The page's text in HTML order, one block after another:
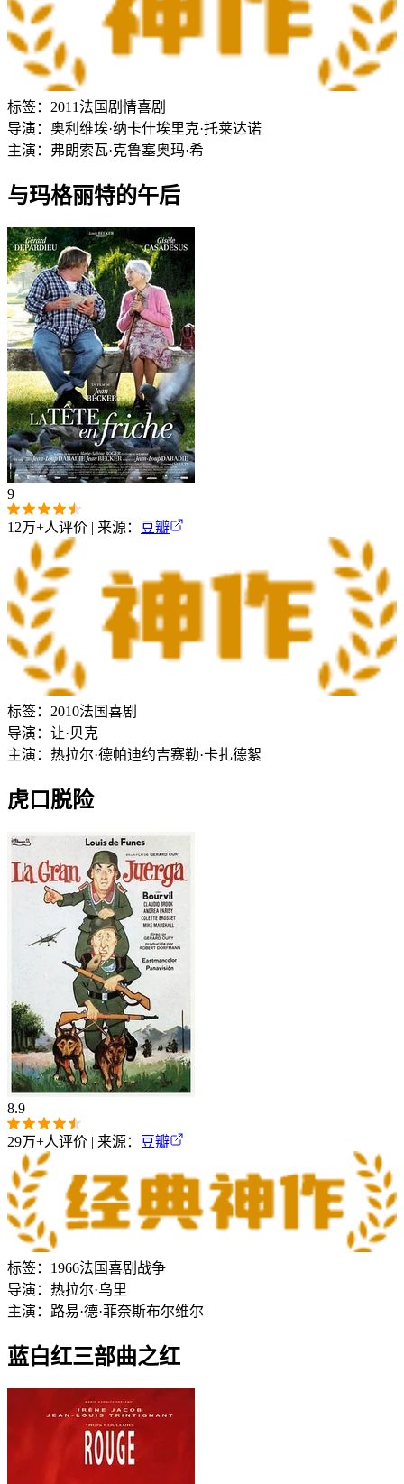
标签： 2011法国 剧情喜剧
导演： 奥利维埃·纳卡什埃里克·托莱达诺
主演： 弗朗索瓦·克鲁塞奥玛·希
与玛格丽特的午后
9
12万+人评价 | 来源： 豆瓣
标签： 2010法国喜剧
导演： 让·贝克
主演： 热拉尔·德帕迪约吉赛勒·卡扎德絮
虎口脱险
8.9
29万+人评价 | 来源： 豆瓣
标签： 1966法国喜剧 战争
导演： 热拉尔·乌里
主演： 路易·德·菲奈斯布尔维尔
蓝白红三部曲之红